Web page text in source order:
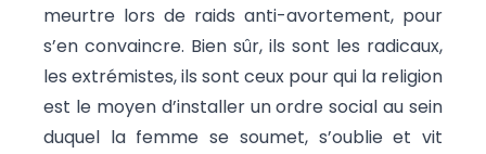
meurtre lors de raids anti-avortement, pour
s’en convaincre. Bien sûr, ils sont les radicaux,
les extrémistes, ils sont ceux pour qui la religion
est le moyen d’installer un ordre social au sein
duquel la femme se soumet, s’oublie et vit